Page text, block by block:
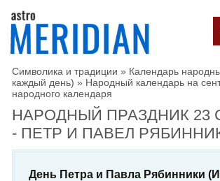
Символика и традиции » Календарь
каждый день) » Народный календарь на
народного календаря
НАРОДНЫЙ ПРАЗДНИК 23
- ПЕТР И ПАВЕЛ
День Петра и Павла Рябинники